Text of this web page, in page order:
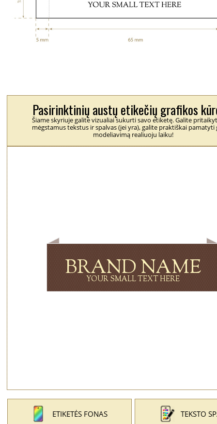
Pasirinktinių austų etikečių grafikos
Šiame skyriuje galite vizualiai sukurti savo etiketę. Galite
mėgstamus tekstus ir spalvas (jei yra), galite praktiškai pamatyti
modeliavimą realiuoju laiku!
ETIKETĖS FONAS TEKSTO